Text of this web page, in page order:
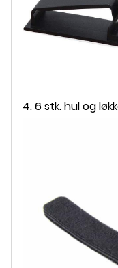
4. 6 stk. hul og